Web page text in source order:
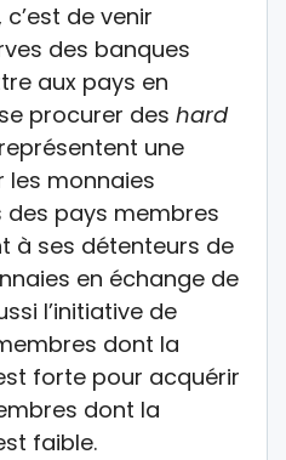
c’est de venir
des banques
aux pays en
procurer des hard
représentent une
les monnaies
pays membres
à ses détenteurs de
en échange de
l’initiative de
dont la
forte pour acquérir
dont la
faible.